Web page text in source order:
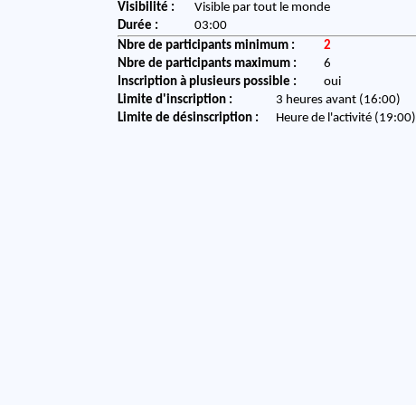
Visibilité :
Visible par tout le monde
Durée :
03:00
Nbre de participants minimum :
2
Nbre de participants maximum :
6
Inscription à plusieurs possible :
oui
Limite d'inscription :
3 heures avant (16:00)
Limite de désinscription :
Heure de l'activité (19:00)